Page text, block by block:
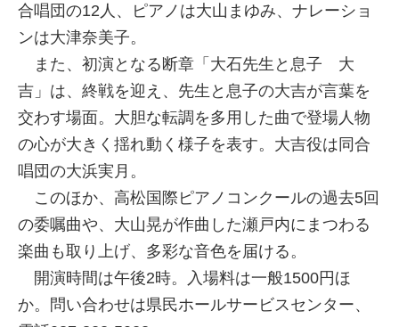
合唱団の12人、ピアノは大山まゆみ、ナレーショ
ンは大津奈美子。
また、初演となる断章「大石先生と息子 大
吉」は、終戦を迎え、先生と息子の大吉が言葉を
交わす場面。大胆な転調を多用した曲で登場人物
の心が大きく揺れ動く様子を表す。大吉役は同合
唱団の大浜実月。
このほか、高松国際ピアノコンクールの過去5回
の委嘱曲や、大山晃が作曲した瀬戸内にまつわる
楽曲も取り上げ、多彩な音色を届ける。
開演時間は午後2時。入場料は一般1500円ほ
か。問い合わせは県民ホールサービスセンター、